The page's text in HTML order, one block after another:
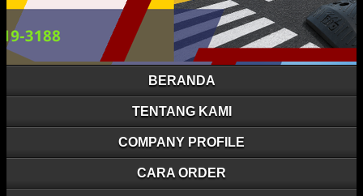
BERANDA
TENTANG KAMI
COMPANY PROFILE
CARA ORDER